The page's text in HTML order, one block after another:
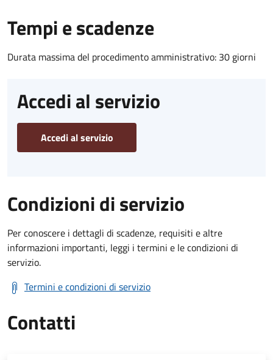
Tempi e scadenze
Durata massima del procedimento amministrativo: 30 giorni
Accedi al servizio
Accedi al servizio
Condizioni di servizio
Per conoscere i dettagli di scadenze, requisiti e altre
informazioni importanti, leggi i termini e le condizioni di
servizio.
Termini e condizioni di servizio
Contatti